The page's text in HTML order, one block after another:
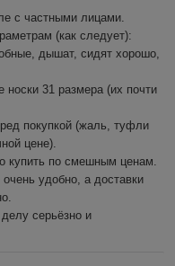
с частными лицами.
(как следует):
дышат, сидят хорошо,
31 размера (их почти
покупкой (жаль, туфли
цене).
купить по смешным ценам.
удобно, а доставки
серьёзно и